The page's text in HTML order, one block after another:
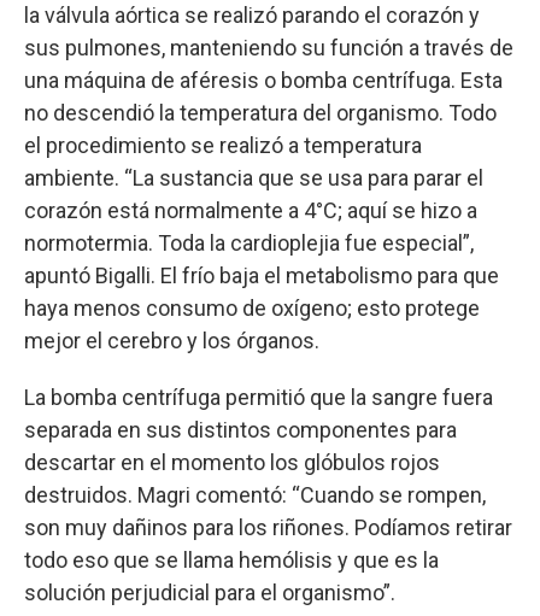
la válvula aórtica se realizó parando el corazón y
sus pulmones, manteniendo su función a través de
una máquina de aféresis o bomba centrífuga. Esta
no descendió la temperatura del organismo. Todo
el procedimiento se realizó a temperatura
ambiente. “La sustancia que se usa para parar el
corazón está normalmente a 4°C; aquí se hizo a
normotermia. Toda la cardioplejia fue especial”,
apuntó Bigalli. El frío baja el metabolismo para que
haya menos consumo de oxígeno; esto protege
mejor el cerebro y los órganos.
La bomba centrífuga permitió que la sangre fuera
separada en sus distintos componentes para
descartar en el momento los glóbulos rojos
destruidos. Magri comentó: “Cuando se rompen,
son muy dañinos para los riñones. Podíamos retirar
todo eso que se llama hemólisis y que es la
solución perjudicial para el organismo”.